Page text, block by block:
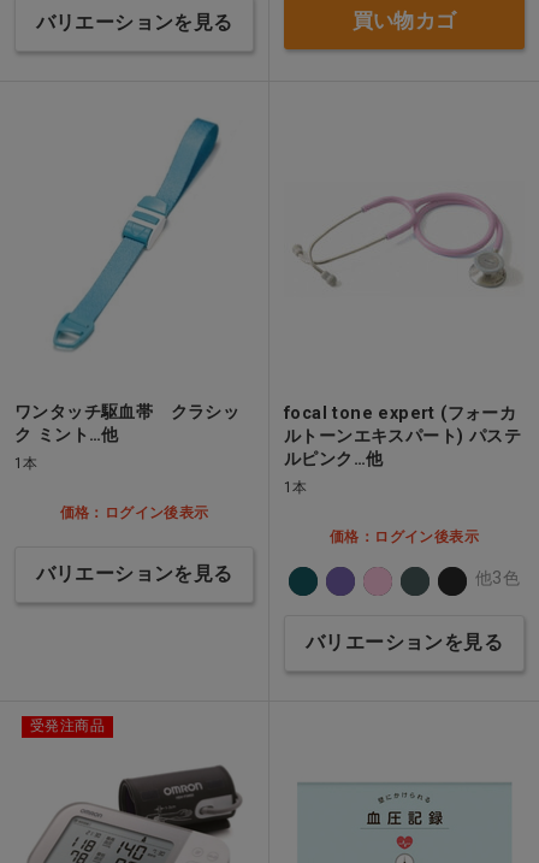
バリエーションを見る 買い物カゴ
ワンタッチ駆血帯 クラシッ
ク ミント…他
1本
価格：ログイン後表示
バリエーションを見る
focal tone expert (フォーカ
ルトーンエキスパート) パステ
ルピンク…他
1本
価格：ログイン後表示
他3色
バリエーションを見る
受発注商品